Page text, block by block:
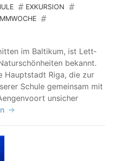
EXKURSION
im Bal­ti­kum, ist Lett­
bekannt.
Haupt­stadt Riga, die zur
Schu­le gemein­sam mit
unsi­cher